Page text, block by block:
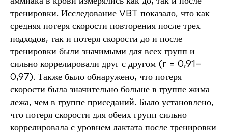
тренировки. Исследование VBT показало, что как
средняя потеря скорости повторения после трех
подходов, так и потеря скорости до и после
тренировки были значимыми для всех групп и
сильно коррелировали друг с другом (r = 0,91–
0,97). Также было обнаружено, что потеря
скорости была значительно больше в группе жима
лежа, чем в группе приседаний. Было установлено,
что потеря скорости для обеих групп сильно
коррелировала с уровнем лактата после тренировки